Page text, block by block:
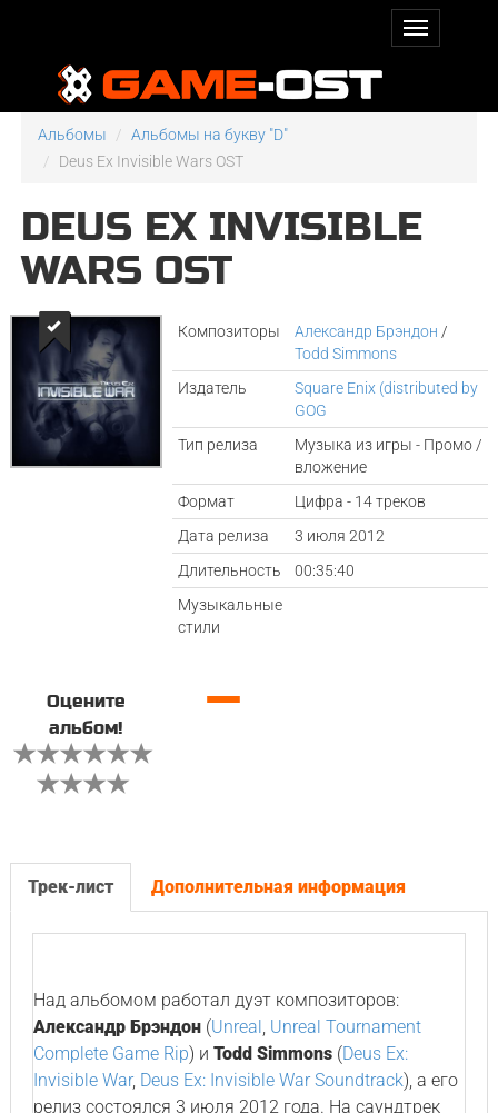
Альбомы
Альбомы на букву "D"
Deus Ex Invisible Wars OST
DEUS EX INVISIBLE
WARS OST
Композиторы Александр Брэндон /
Todd Simmons
Издатель
Square Enix (distributed by
GOG
Тип релиза
Музыка из игры - Промо /
вложение
Формат
Цифра - 14 треков
Дата релиза
3 июля 2012
Длительность
00:35:40
Музыкальные
стили
Оцените
альбом!
—
Трек-лист Дополнительная информация
Над альбомом работал дуэт композиторов:
Александр Брэндон(Unreal, Unreal Tournament
Complete Game Rip) и Todd Simmons(Deus Ex:
Invisible War, Deus Ex: Invisible War Soundtrack), а его
релиз состоялся 3 июля 2012 года. На саундтрек